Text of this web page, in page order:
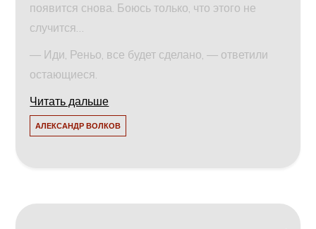
появится снова. Боюсь только, что этого не
случится…
— Иди, Реньо, все будет сделано, — ответили
остающиеся.
Читать дальше
АЛЕКСАНДР ВОЛКОВ